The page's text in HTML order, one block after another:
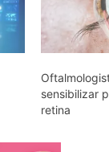
sensibilizar
retina